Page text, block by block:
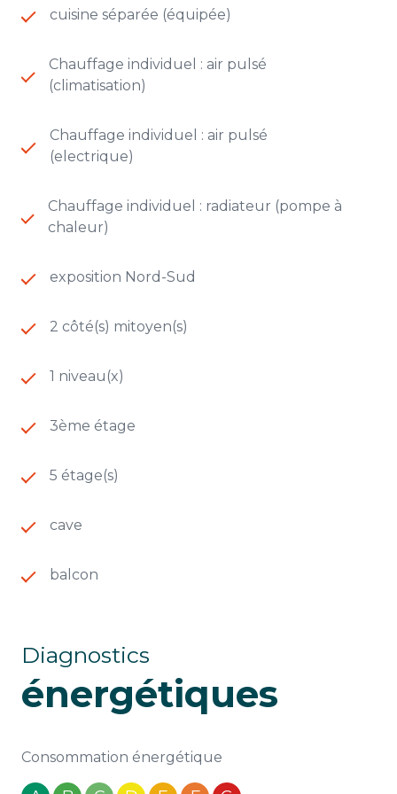
Les informations sur les risques auxquels ce bien
cuisine séparée (équipée)
Chauffage individuel : air pulsé
(climatisation)
Chauffage individuel : air pulsé
(electrique)
Chauffage individuel : radiateur (pompe à
chaleur)
exposition Nord-Sud
2 côté(s) mitoyen(s)
1 niveau(x)
3ème étage
5 étage(s)
cave
balcon
Diagnostics
énergétiques
Consommation énergétique